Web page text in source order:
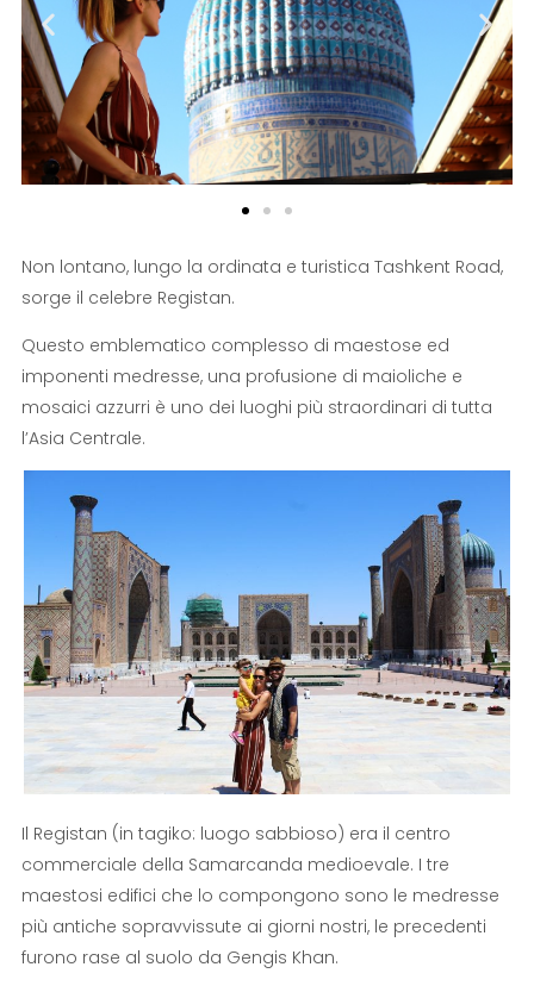
Non lontano, lungo la ordinata e turistica Tashkent Road,
sorge il celebre Registan.
Questo emblematico complesso di maestose ed
imponenti medresse, una profusione di maioliche e
mosaici azzurri è uno dei luoghi più straordinari di tutta
l’Asia Centrale.
Il Registan (in tagiko: luogo sabbioso) era il centro
commerciale della Samarcanda medioevale. I tre
maestosi edifici che lo compongono sono le medresse
più antiche sopravvissute ai giorni nostri, le precedenti
furono rase al suolo da Gengis Khan.